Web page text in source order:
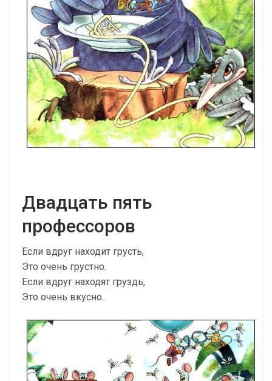
Двадцать пять
профессоров
Если вдруг находит грусть,
Это очень грустно.
Если вдруг находят груздь,
Это очень вкусно.